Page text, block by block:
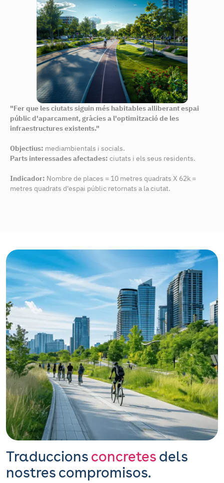
"Fer que les ciutats siguin més habitables alliberant espai
públic d'aparcament, gràcies a l'optimització de les
infraestructures existents."
Objectius: mediambientals i socials.
Parts interessades afectades: ciutats i els seus residents.
Indicador: Nombre de places = 10 metres quadrats X 62k =
metres quadrats d'espai públic retornats a la ciutat.
Traduccions concretes dels
nostres compromisos.